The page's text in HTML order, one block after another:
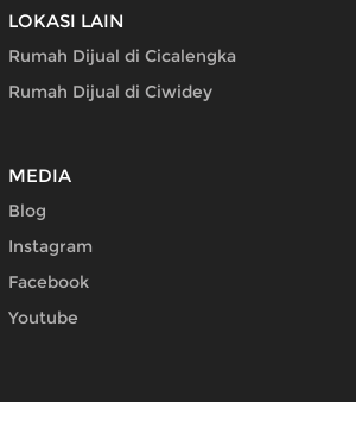
LOKASI LAIN
Rumah Dijual di Cicalengka
Rumah Dijual di Ciwidey
MEDIA
Blog
Instagram
Facebook
Youtube